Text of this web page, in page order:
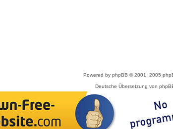
Powered by phpBB © 2001, 2005
Deutsche Übersetzung von